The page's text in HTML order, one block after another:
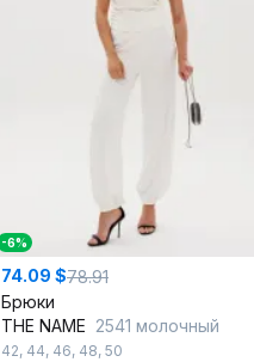
-6%
74.09 $78.91
Брюки
THE NAME 2541 молочный
42, 44, 46, 48, 50